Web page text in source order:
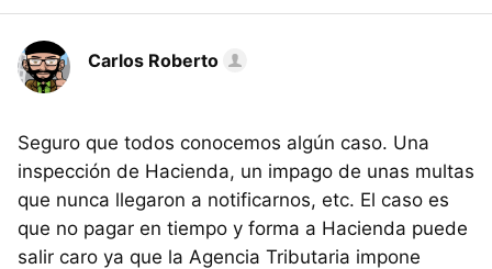
Carlos Roberto
Seguro que todos conocemos algún caso. Una
inspección de Hacienda, un impago de unas multas
que nunca llegaron a notificarnos, etc. El caso es
que no pagar en tiempo y forma a Hacienda puede
salir caro ya que la Agencia Tributaria impone